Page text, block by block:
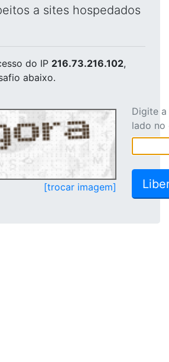
a sites hospedados
do IP 216.73.216.102,
abaixo.
[trocar imagem]
Digite
lado no